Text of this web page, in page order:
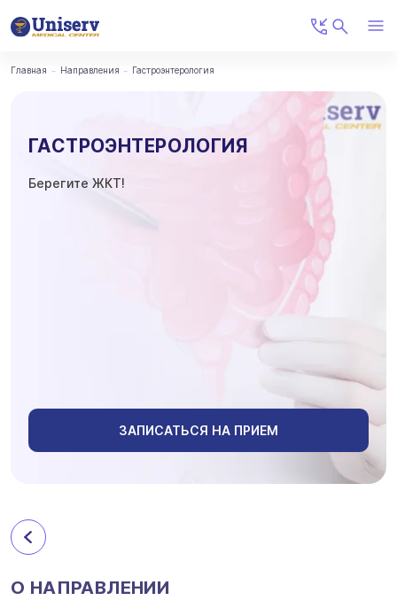
Главная Направления Гастроэнтерология
ГАСТРОЭНТЕРОЛОГИЯ
Берегите ЖКТ!
ЗАПИСАТЬСЯ НА ПРИЕМ
О НАПРАВЛЕНИИ